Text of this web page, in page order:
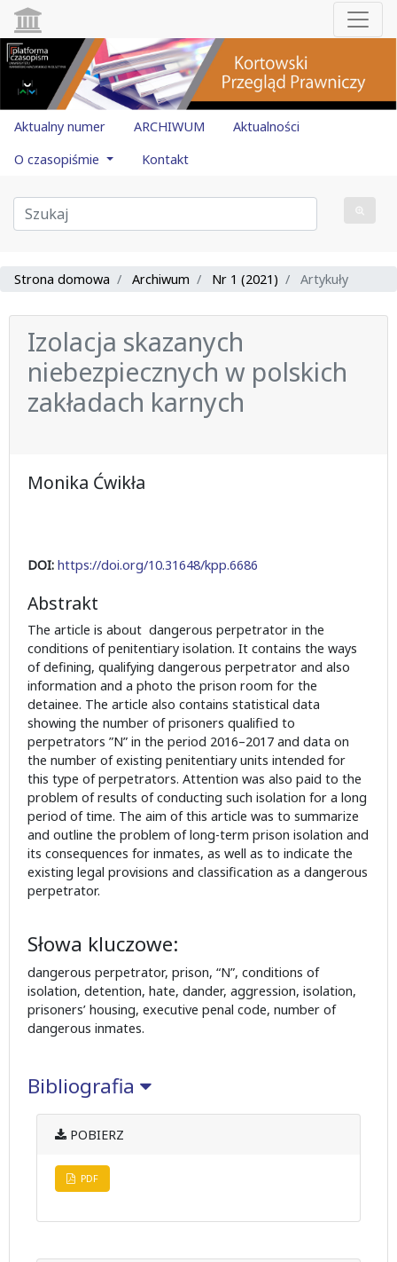
Aktualny numer ARCHIWUM
Aktualności
O czasopiśmie
Kontakt
Strona domowa Archiwum Nr 1 (2021) Artykuły
Izolacja skazanych
niebezpiecznych w polskich
zakładach karnych
Monika Ćwikła
DOI: https://doi.org/10.31648/kpp.6686
Abstrakt
The article is about dangerous perpetrator in the
conditions of penitentiary isolation. It contains the ways
of defining, qualifying dangerous perpetrator and also
information and a photo the prison room for the
detainee. The article also contains statistical data
showing the number of prisoners qualified to
perpetrators ”N” in the period 2016–2017 and data on
the number of existing penitentiary units intended for
this type of perpetrators. Attention was also paid to the
problem of results of conducting such isolation for a long
period of time. The aim of this article was to summarize
and outline the problem of long-term prison isolation and
its consequences for inmates, as well as to indicate the
existing legal provisions and classification as a dangerous
perpetrator.
Słowa kluczowe:
dangerous perpetrator, prison, “N”, conditions of
isolation, detention, hate, dander, aggression, isolation,
prisoners’ housing, executive penal code, number of
dangerous inmates.
Bibliografia
POBIERZ
PDF